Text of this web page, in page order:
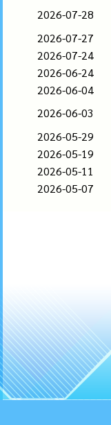
2026-07-28
2026-07-27
2026-07-24
2026-06-24
2026-06-04
2026-06-03
2026-05-29
2026-05-19
2026-05-11
2026-05-07